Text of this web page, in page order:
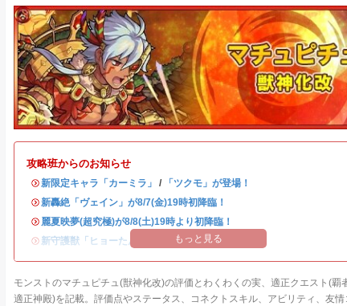
攻略班からのお知らせ
・新限定キャラ「カーミラ」 /
「ツクモ」が登場！
・新轟絶「ヴェイン」が8/7(金)19時初降臨！
・ 麗夏映夢(超究極)が8/8(土)19時より初降臨！
・ 新守護獣「ヒョーたん」が登場！もっと見る
モンストのマチュピチュ(獣神化改)の評価とわくわくの実、適正クエスト(覇
適正神殿)を記載。評価点やステータス、コネクトスキル、アビリティ、友情